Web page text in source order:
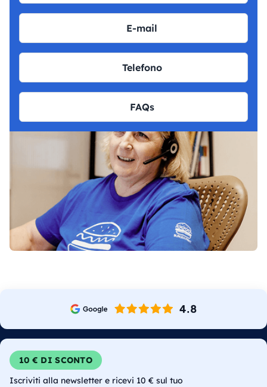
E-mail
Telefono
FAQs
10 € DI SCONTO
Iscriviti alla newsletter e ricevi 10 € sul tuo